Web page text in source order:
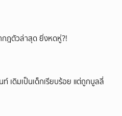
กฎตัวล่าสุด ยิ่งหดหู่?!
เดิมเป็นเด็กเรียบร้อย แต่ถูกบูลลี่